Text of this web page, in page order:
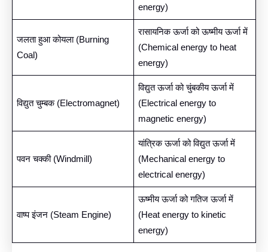
energy)
जलता हुआ कोयला (Burning
Coal)
रासायनिक ऊर्जा को ऊष्मीय ऊर्जा में
(Chemical energy to heat
energy)
विद्युत चुम्बक (Electromagnet)
विद्युत ऊर्जा को चुंबकीय ऊर्जा में
(Electrical energy to
magnetic energy)
पवन चक्की (Windmill)
यांत्रिक ऊर्जा को विद्युत ऊर्जा में
(Mechanical energy to
electrical energy)
वाष्प इंजन (Steam Engine)
ऊष्मीय ऊर्जा को गतिज ऊर्जा में
(Heat energy to kinetic
energy)